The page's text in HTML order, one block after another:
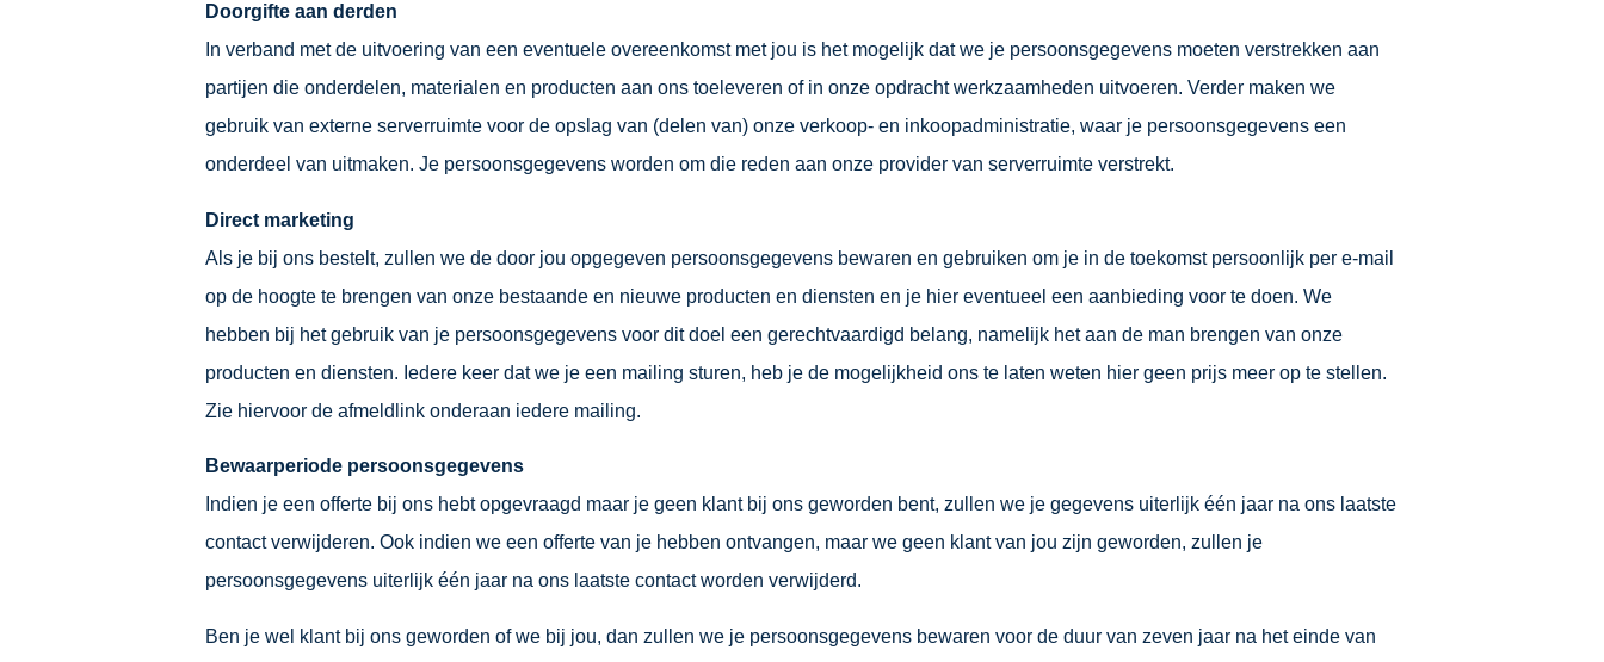
Doorgifte aan derden
In verband met de uitvoering van een eventuele overeenkomst met jou is het mogelijk dat we je persoonsgegevens moeten verstrekken aan
partijen die onderdelen, materialen en producten aan ons toeleveren of in onze opdracht werkzaamheden uitvoeren. Verder maken we
gebruik van externe serverruimte voor de opslag van (delen van) onze verkoop- en inkoopadministratie, waar je persoonsgegevens een
onderdeel van uitmaken. Je persoonsgegevens worden om die reden aan onze provider van serverruimte verstrekt.
Direct marketing
Als je bij ons bestelt, zullen we de door jou opgegeven persoonsgegevens bewaren en gebruiken om je in de toekomst persoonlijk per e-mail
op de hoogte te brengen van onze bestaande en nieuwe producten en diensten en je hier eventueel een aanbieding voor te doen. We
hebben bij het gebruik van je persoonsgegevens voor dit doel een gerechtvaardigd belang, namelijk het aan de man brengen van onze
producten en diensten. Iedere keer dat we je een mailing sturen, heb je de mogelijkheid ons te laten weten hier geen prijs meer op te stellen.
Zie hiervoor de afmeldlink onderaan iedere mailing.
Bewaarperiode persoonsgegevens
Indien je een offerte bij ons hebt opgevraagd maar je geen klant bij ons geworden bent, zullen we je gegevens uiterlijk één jaar na ons laatste
contact verwijderen. Ook indien we een offerte van je hebben ontvangen, maar we geen klant van jou zijn geworden, zullen je
persoonsgegevens uiterlijk één jaar na ons laatste contact worden verwijderd.
Ben je wel klant bij ons geworden of we bij jou, dan zullen we je persoonsgegevens bewaren voor de duur van zeven jaar na het einde van